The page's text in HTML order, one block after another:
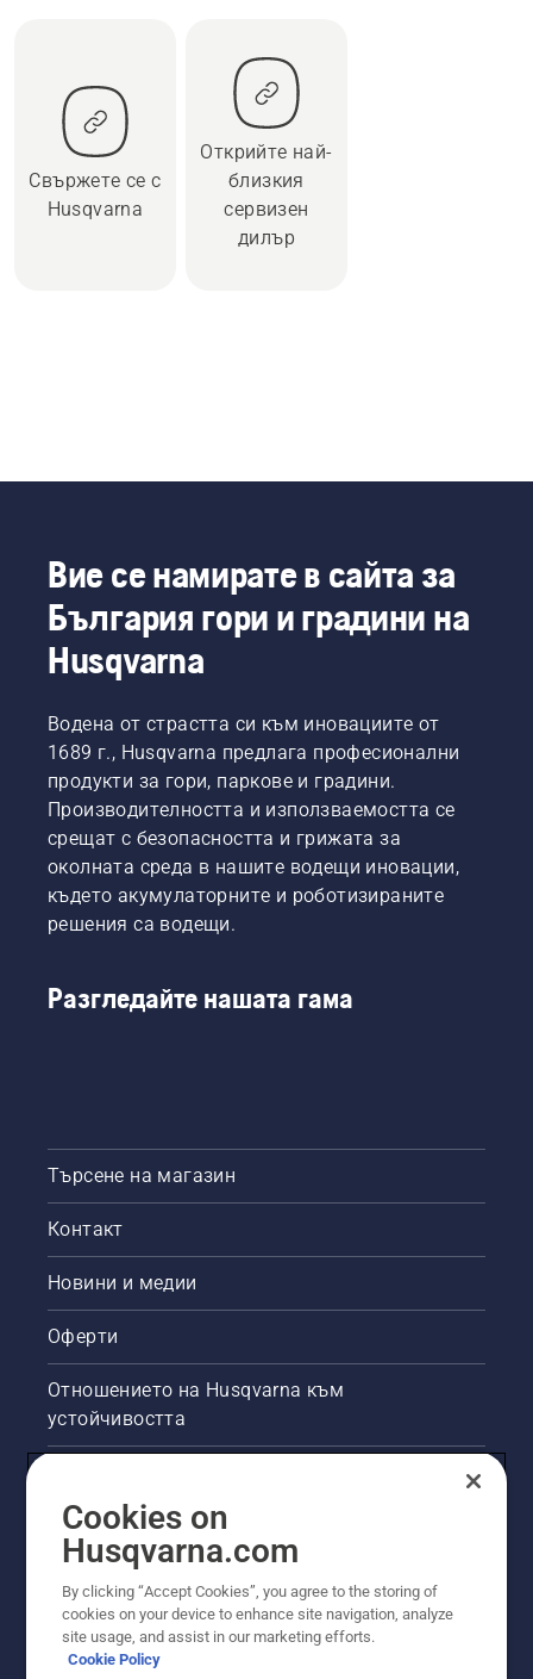
Свържете се с
Husqvarna
Открийте най-
близкия
сервизен
дилър
Вие се намирате в сайта за
България гори и градини на
Husqvarna
Водена от страстта си към иновациите от
1689 г., Husqvarna предлага професионални
продукти за гори, паркове и градини.
Производителността и използваемостта се
срещат с безопасността и грижата за
околната среда в нашите водещи иновации,
където акумулаторните и роботизираните
решения са водещи.
Разгледайте нашата гама
Търсене на магазин
Контакт
Новини и медии
Оферти
Отношението на Husqvarna към
устойчивостта
Други сайтове на Husqvarna
Cookies on
Husqvarna.com
By clicking “Accept Cookies”, you agree to the storing of
cookies on your device to enhance site navigation, analyze
site usage, and assist in our marketing efforts.
Cookie Policy